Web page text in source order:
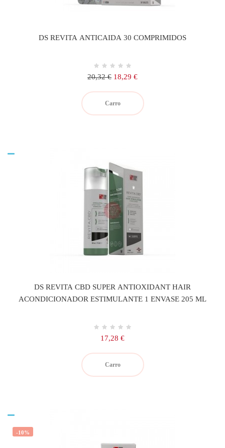
DS REVITA ANTICAIDA 30 COMPRIMIDOS
Precio
20,32 € Precio
18,29 €
Carro
DS REVITA CBD SUPER ANTIOXIDANT HAIR
ACONDICIONADOR ESTIMULANTE 1 ENVASE 205 ML
Precio
17,28 €
Carro
-10%